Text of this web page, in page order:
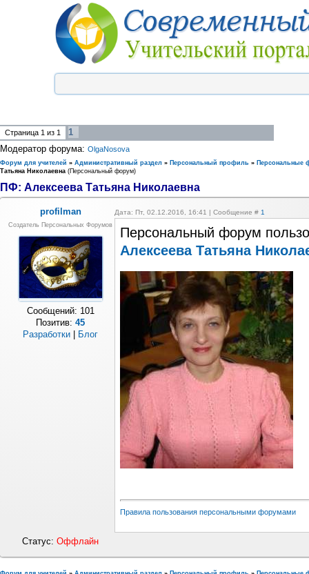
Страница 1 из 1
1
Модератор форума: OlgaNosova
Форум для учителей » Административный раздел » Персональный профиль » Персональные
Татьяна Николаевна (Персональный форум)
ПФ: Алексеева Татьяна Николаевна
profilman Дата: Пт, 02.12.2016, 16:41 | Сообщение # 1
Создатель Персональных Форумов
Сообщений: 101
Позитив:45
Разработки
Блог
Персональный форум
Алексеева Татьяна
Правила пользования персональными форумами
Статус:Оффлайн